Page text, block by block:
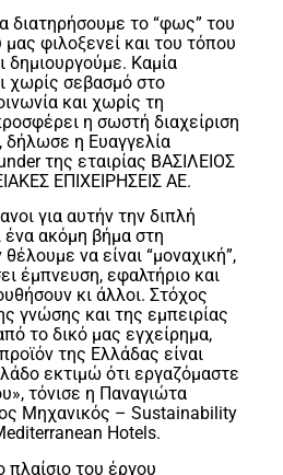
διατηρήσουμε το “φως” του
φιλοξενεί και του τόπου
δημιουργούμε. Καμία
χωρίς σεβασμό στο
και χωρίς τη
η σωστή διαχείριση
η Ευαγγελία
της εταιρίας ΒΑΣΙΛΕΙΟΣ
ΕΠΙΧΕΙΡΗΣΕΙΣ ΑΕ.
για αυτήν την διπλή
ένα ακόμη βήμα στη
να είναι “μοναχική”,
έμπνευση, εφαλτήριο και
κι άλλοι. Στόχος
γνώσης και της εμπειρίας
το δικό μας εγχείρημα,
της Ελλάδας είναι
εκτιμώ ότι εργαζόμαστε
τόνισε η Παναγιώτα
Μηχανικός – Sustainability
Hotels.
πλαίσιο του έργου